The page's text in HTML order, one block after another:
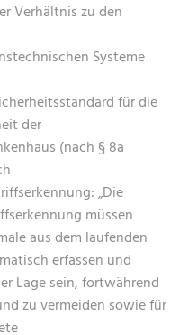
Verhältnis zu den
Systeme
für die
der
(nach § 8a
„Die
müssen
aus dem laufenden
erfassen und
Lage sein, fortwährend
zu vermeiden sowie für